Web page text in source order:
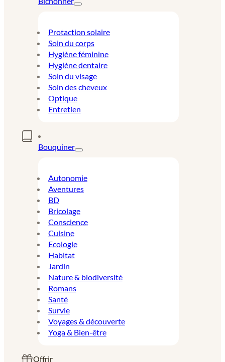
Protaction solaire
Soin du corps
Hygiène féminine
Hygiène dentaire
Soin du visage
Soin des cheveux
Optique
Entretien
Bouquiner
Autonomie
Aventures
BD
Bricolage
Conscience
Cuisine
Ecologie
Habitat
Jardin
Nature & biodiversité
Romans
Santé
Survie
Voyages & découverte
Yoga & Bien-être
Offrir